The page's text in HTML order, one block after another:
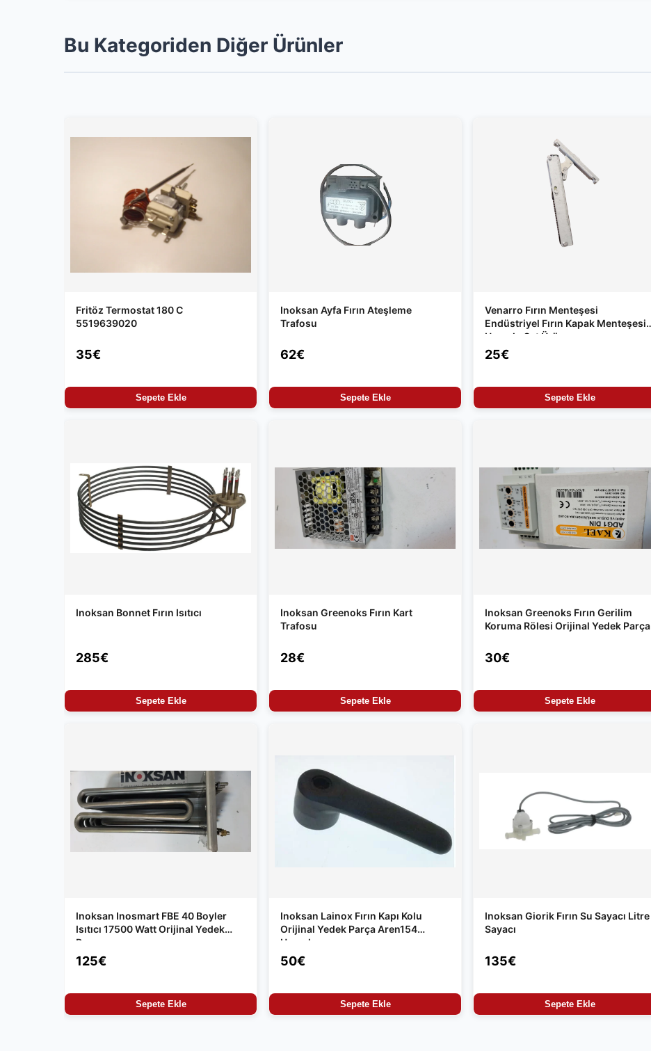
Bu Kategoriden Diğer Ürünler
Fritöz Termostat 180 C
5519639020
35€
Sepete Ekle
Inoksan Ayfa Fırın Ateşleme
Trafosu
62€
Sepete Ekle
Venarro Fırın Menteşesi
Endüstriyel Fırın Kapak Menteşesi
Uyumlu Set Ürün
25€
Sepete Ekle
Inoksan Bonnet Fırın Isıtıcı
285€
Sepete Ekle
Inoksan Greenoks Fırın Kart
Trafosu
28€
Sepete Ekle
Inoksan Greenoks Fırın Gerilim
Koruma Rölesi Orijinal Yedek Parça
30€
Sepete Ekle
Inoksan Inosmart FBE 40 Boyler
Isıtıcı 17500 Watt Orijinal Yedek
Parça
125€
Sepete Ekle
Inoksan Lainox Fırın Kapı Kolu
Orijinal Yedek Parça Aren154
Uyumlu
50€
Sepete Ekle
Inoksan Giorik Fırın Su Sayacı Litre
Sayacı
135€
Sepete Ekle